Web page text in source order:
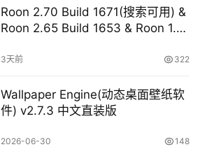
Roon 2.70 Build 1671(搜索可用) &
Roon 2.65 Build 1653 & Roon 1.8
3天前 322
Wallpaper Engine(动态桌面壁纸软
件) v2.7.3 中文直装版
2026-06-30 148